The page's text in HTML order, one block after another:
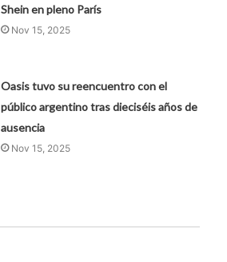
Shein en pleno París
Nov 15, 2025
Oasis tuvo su reencuentro con el
público argentino tras dieciséis años de
ausencia
Nov 15, 2025